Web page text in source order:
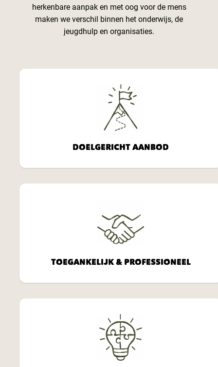
herkenbare aanpak en met oog voor de mens
maken we verschil binnen het onderwijs, de
jeugdhulp en organisaties.
DOELGERICHT AANBOD
TOEGANKELIJK & PROFESSIONEEL